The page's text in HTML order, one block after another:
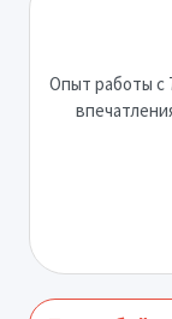
Опыт работы с